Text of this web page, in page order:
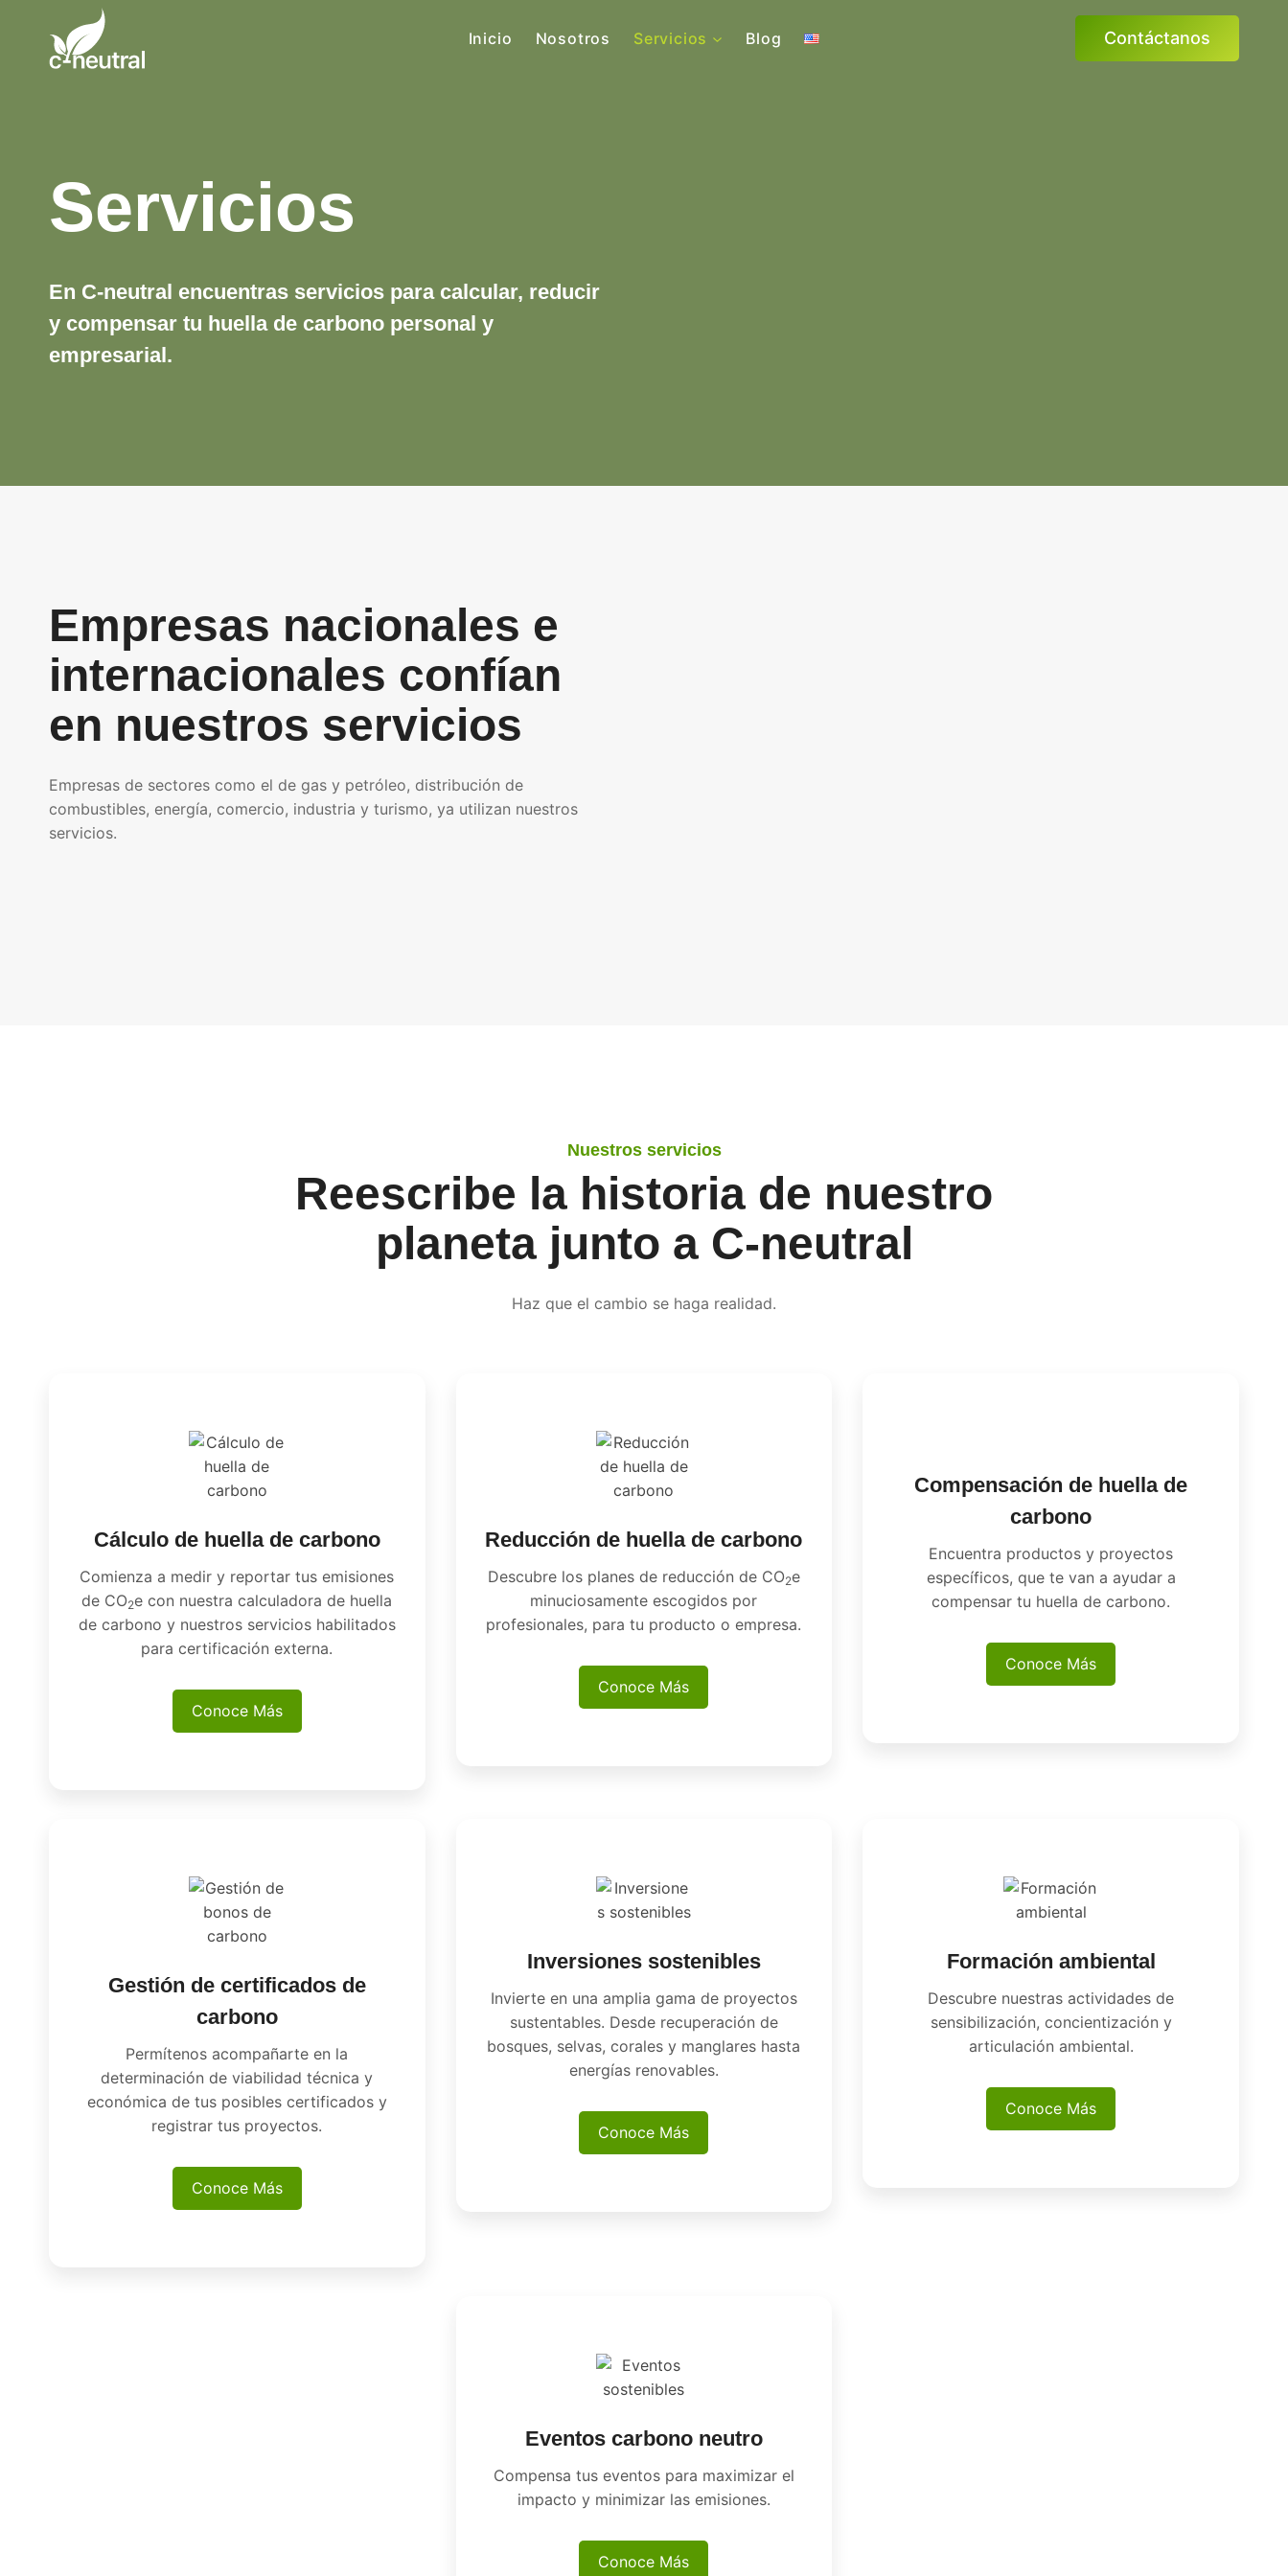
contenido
Inicio Nosotros Servicios Blog Contáctanos
Servicios
En C-neutral encuentras servicios para calcular, reducir
y compensar tu huella de carbono personal y
empresarial.
Empresas nacionales e
internacionales confían
en nuestros servicios
Empresas de sectores como el de gas y petróleo, distribución de
combustibles, energía, comercio, industria y turismo, ya utilizan nuestros
servicios.
Nuestros servicios
Reescribe la historia de nuestro
planeta junto a C-neutral
Haz que el cambio se haga realidad.
Cálculo de huella de carbono
Comienza a medir y reportar tus emisiones
de CO2e con nuestra calculadora de huella
de carbono y nuestros servicios habilitados
para certificación externa.
Conoce Más
Reducción de huella de carbono
Descubre los planes de reducción de CO2e
minuciosamente escogidos por
profesionales, para tu producto o empresa.
Conoce Más
Compensación de huella de
carbono
Encuentra productos y proyectos
específicos, que te van a ayudar a
compensar tu huella de carbono.
Conoce Más
Gestión de certificados de
carbono
Permítenos acompañarte en la
determinación de viabilidad técnica y
económica de tus posibles certificados y
registrar tus proyectos.
Conoce Más
Inversiones sostenibles
Invierte en una amplia gama de proyectos
sustentables. Desde recuperación de
bosques, selvas, corales y manglares hasta
energías renovables.
Conoce Más
Formación ambiental
Descubre nuestras actividades de
sensibilización, concientización y
articulación ambiental.
Conoce Más
Eventos carbono neutro
Compensa tus eventos para maximizar el
impacto y minimizar las emisiones.
Conoce Más